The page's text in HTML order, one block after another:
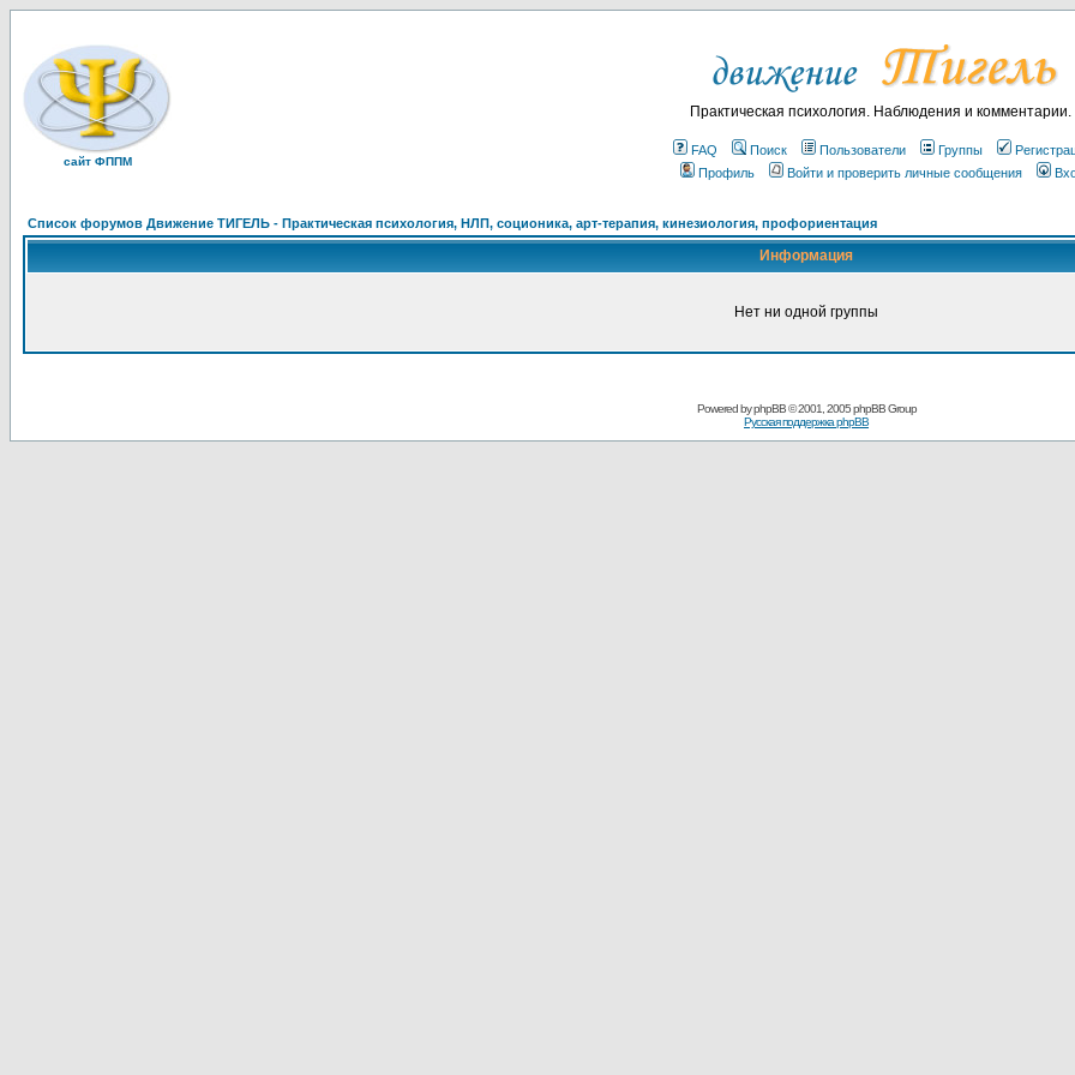
сайт ФППМ
Практическая психология. Наблюдения и комментарии.
FAQ Поиск Пользователи Группы
Профиль
Войти и проверить личные сообщения
Список форумов Движение ТИГЕЛЬ - Практическая психология, НЛП, соционика, арт-терапия, кинезиология, профориентация
Информация
Нет ни одной группы
Powered byphpBB© 2001, 2005 phpBB Group
Русская поддержка phpBB